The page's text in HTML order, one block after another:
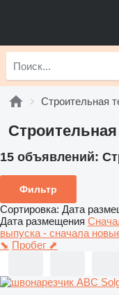
Строительная
15 объявлений:
Фильтр
Сортировка: Дата
Дата размещения
выпуска - сначала
⬊ Пробег ⬈